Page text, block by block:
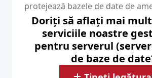
protejează bazele de date de
cibernetice și de accesul
Doriți să aflați mai
serviciile noastre
pentru serverul
de baze de